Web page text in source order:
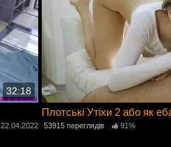
32:18
22.04.2022
Плотські Утіхи 2 або як
53915 переглядів 91%